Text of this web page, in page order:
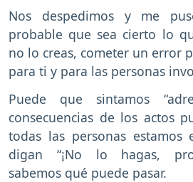
Nos despedimos y me
probable que sea cierto lo
no lo creas, cometer un error
para ti y para las personas
Puede que sintamos
consecuencias de los actos
todas las personas estamos
digan “¡No lo hagas,
sabemos qué puede pasar.